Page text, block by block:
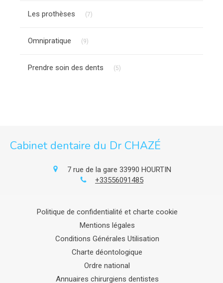
Les prothèses (7)
Omnipratique (9)
Prendre soin des dents (5)
Cabinet dentaire du Dr CHAZÉ
7 rue de la gare 33990 HOURTIN
+33556091485
Politique de confidentialité et charte cookie
Mentions légales
Conditions Générales Utilisation
Charte déontologique
Ordre national
Annuaires chirurgiens dentistes